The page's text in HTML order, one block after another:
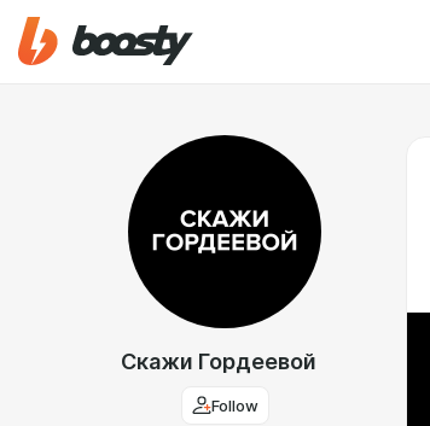
Скажи Гордеевой
Follow